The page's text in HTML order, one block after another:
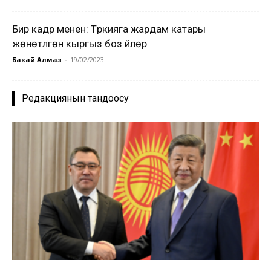
Бир кадр менен: Түркияга жардам катары
жөнөтүлгөн кыргыз боз үйлөрү
Бакай Алмаз - 19/02/2023
Редакциянын тандоосу